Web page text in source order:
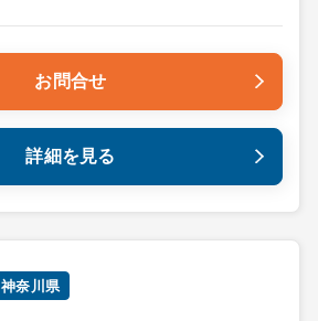
お問合せ
詳細を見る
神奈川県